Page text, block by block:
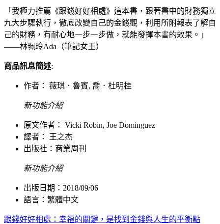
「我極力推薦《跟錢好好相處》這本書，跟著書中的財務獨立
九大步驟執行，徹底改變自己的金錢觀，利用所附報表了解自
己的財務，有耐心地一步一步做，就能發揮本書的效果。」
——林珮玲Ada（筆記女王）
商品訊息簡述:
作者： 薇琪．魯賓, 喬．杜明桂
新功能介紹
原文作者： Vicki Robin, Joe Dominguez
譯者： 王之杰
出版社： 商業周刊
新功能介紹
出版日期：2018/09/06
語言：繁體中文
跟錢好好相處：幸福的關鍵，是找到金錢與人生的平衡點